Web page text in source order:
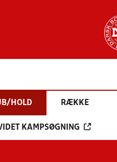
HOLD RÆKKE
KAMPSØGNING